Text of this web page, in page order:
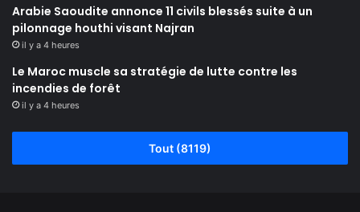
Arabie Saoudite annonce 11 civils blessés suite à un
pilonnage houthi visant Najran
il y a 4 heures
Le Maroc muscle sa stratégie de lutte contre les
incendies de forêt
il y a 4 heures
Tout (8119)